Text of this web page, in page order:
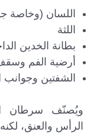
اللسان (وخاصة
اللثة
بطانة الخدين
أرضية الفم
الشفتين وجوانب
ويُصنّف سرطان
الرأس والعنق،